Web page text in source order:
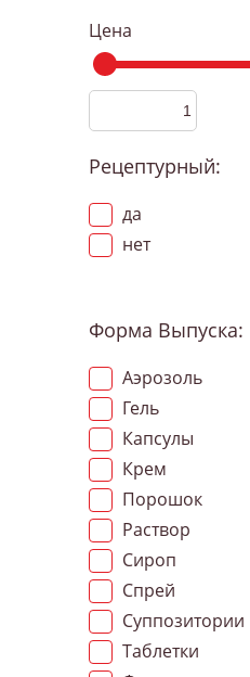
Цена
Рецептурный:
да
нет
Форма Выпуска:
Аэрозоль
Гель
Капсулы
Крем
Порошок
Раствор
Сироп
Спрей
Суппозитории
Таблетки